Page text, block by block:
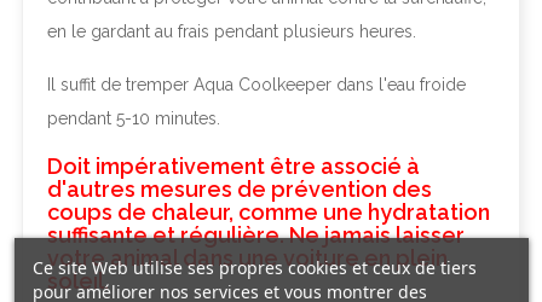
en le gardant au frais pendant plusieurs heures.
Il suffit de tremper Aqua Coolkeeper dans l'eau froide
pendant 5-10 minutes.
Doit impérativement être associé à
d'autres mesures de prévention des
coups de chaleur, comme une hydratation
suffisante et régulière. Ne jamais laisser
votre animal dans une voiture en plein
soleil.
Ce site Web utilise ses propres cookies et ceux de tiers
pour améliorer nos services et vous montrer des